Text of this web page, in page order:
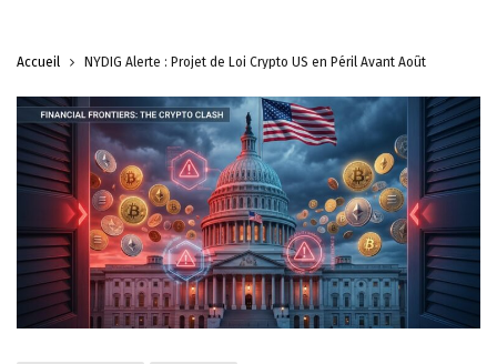
Accueil NYDIG Alerte : Projet de Loi Crypto US en Péril Avant Août